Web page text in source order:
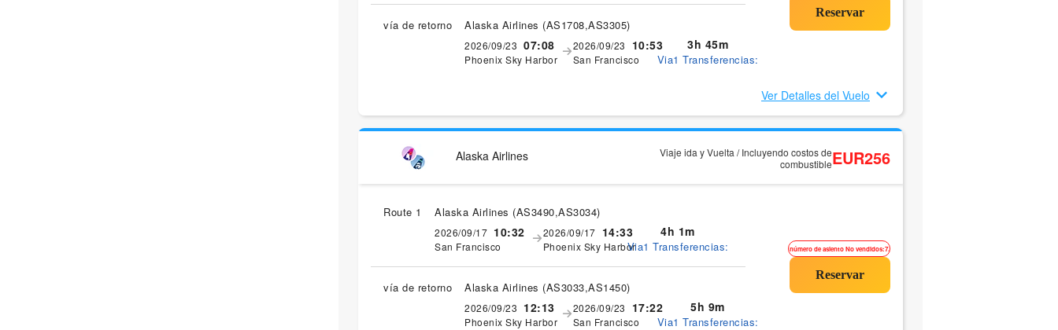
vía de retorno Alaska Airlines (AS1708,AS3305)
2026/09/23 07:08
Phoenix Sky Harbor
2026/09/23 10:53
San Francisco
3h 45m
Via1 Transferencias:
Ver Detalles del Vuelo
Alaska Airlines
Viaje ida y Vuelta / Incluyendo costos de
combustibleEUR256
Route 1 Alaska Airlines (AS3490,AS3034)
2026/09/17 10:32
San Francisco
2026/09/17 14:33
Phoenix Sky Harbor
4h 1m
Via1 Transferencias:
vía de retorno Alaska Airlines (AS3033,AS1450)
2026/09/23 12:13
Phoenix Sky Harbor
2026/09/23 17:22
San Francisco
5h 9m
Via1 Transferencias:
número de asiento No vendidos:7.